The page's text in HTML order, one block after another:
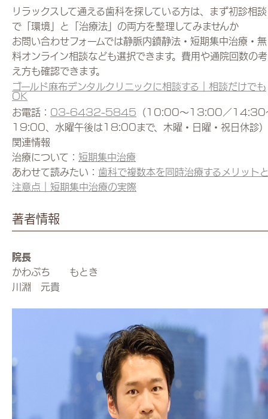
リラックスして通える歯科を探している方は、まず初診相談
で「環境」と「治療法」の両方を整理してみませんか
お問い合わせフォームでは静脈内鎮静法・短期集中治療・無
料オンライン相談なども選択できます。費用や通院回数の考
え方も確認できます。
ゴールド麻布デンタルクリニックに相談する｜相談だけでも
OK
お電話： 03-6432-5845 （10:00〜13:00／14:30
19:00、水曜午後は18:00まで、木曜・日曜・祝日休診）
関連情報
治療について： 短期集中治療
あわせて読みたい： 歯科で複数本を同時治療するメリット
注意点｜短期集中治療の実際
著者情報
院長
かわぶち もとき
川淵 元貴